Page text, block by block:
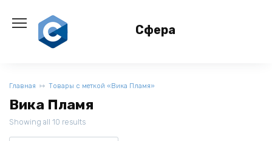
содержанию
Сфера
Главная Товары с меткой «Вика Пламя»
Вика Пламя
Showing all 10 results